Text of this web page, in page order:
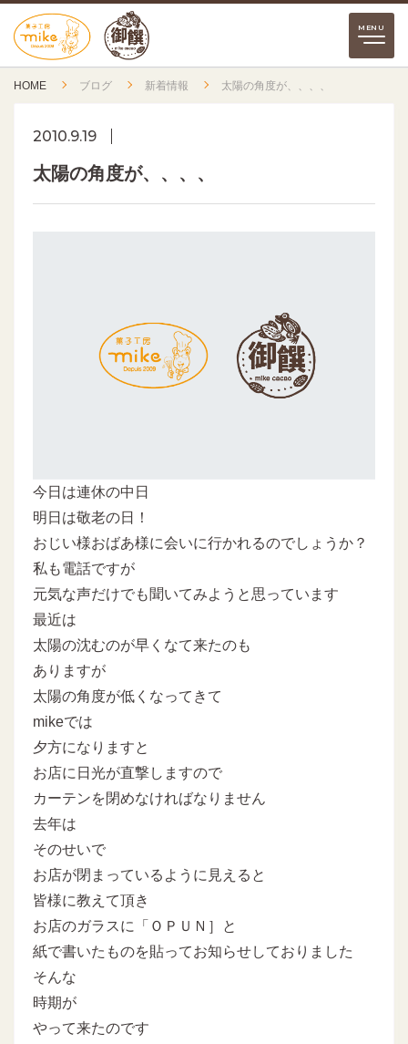
HOME ブログ 新着情報 太陽の角度が、、、、
2010.9.19
太陽の角度が、、、、
今日は連休の中日
明日は敬老の日！
おじい様おばあ様に会いに行かれるのでしょうか？
私も電話ですが
元気な声だけでも聞いてみようと思っています
最近は
太陽の沈むのが早くなて来たのも
ありますが
太陽の角度が低くなってきて
mikeでは
夕方になりますと
お店に日光が直撃しますので
カーテンを閉めなければなりません
去年は
そのせいで
お店が閉まっているように見えると
皆様に教えて頂き
お店のガラスに「ＯＰＵＮ］と
紙で書いたものを貼ってお知らせしておりました
そんな
時期が
やって来たのです